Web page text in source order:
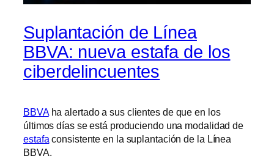
Suplantación de Línea
BBVA: nueva estafa de los
ciberdelincuentes
BBVAha alertado a sus clientes de que en los
últimos días se está produciendo una modalidad de
estafa consistente en la suplantación de la Línea
BBVA.